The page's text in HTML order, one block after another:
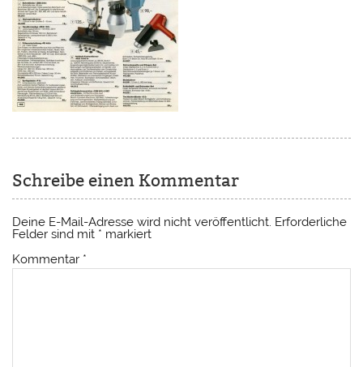
Schreibe einen Kommentar
Deine E-Mail-Adresse wird nicht veröffentlicht. Erforderliche
Felder sind mit * markiert
Kommentar *